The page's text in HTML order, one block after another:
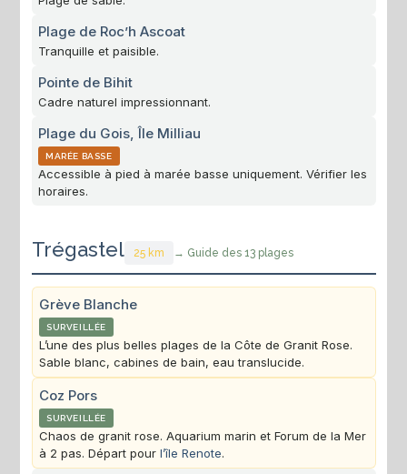
Plage de Roc’h Ascoat
Tranquille et paisible.
Pointe de Bihit
Cadre naturel impressionnant.
Plage du Gois, Île Milliau
MARÉE BASSE
Accessible à pied à marée basse uniquement. Vérifier les
horaires.
Trégastel 25 km → Guide des 13 plages
Grève Blanche
SURVEILLÉE
L’une des plus belles plages de la Côte de Granit Rose.
Sable blanc, cabines de bain, eau translucide.
Coz Pors
SURVEILLÉE
Chaos de granit rose. Aquarium marin et Forum de la Mer
à 2 pas. Départ pour l’île Renote.